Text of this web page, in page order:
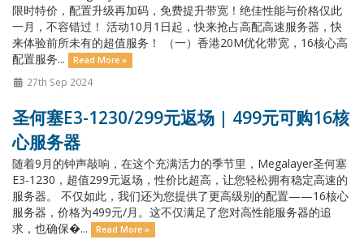
限时特价，配置升级再加码，免费提升带宽！绝佳性能与价格仅此
一月，不容错过！ 活动10月1日起，快来抢占高配高速服务器，快
来体验前所未有的超值服务！ （一）香港20M优化带宽，16核心高
配置服务...
Read More »
27th Sep 2024
圣何塞E3-1230/299元返场 | 499元可购16核
心服务器
随着9月的钟声敲响，在这个充满活力的季节里，Megalayer圣何塞
E3-1230，超值299元返场，性价比超高，让您轻松拥有稳定高速的
服务器。 不仅如此，我们还为您提供了更高级别的配置——16核心
服务器，价格为499元/月。这不仅满足了您对高性能服务器的追
求，也确保�...
Read More »